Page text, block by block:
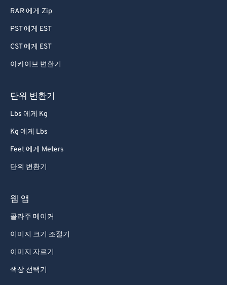
RAR 에게 Zip
PST 에게 EST
CST 에게 EST
아카이브 변환기
단위 변환기
Lbs 에게 Kg
Kg 에게 Lbs
Feet 에게 Meters
단위 변환기
웹 앱
콜라주 메이커
이미지 크기 조절기
이미지 자르기
색상 선택기